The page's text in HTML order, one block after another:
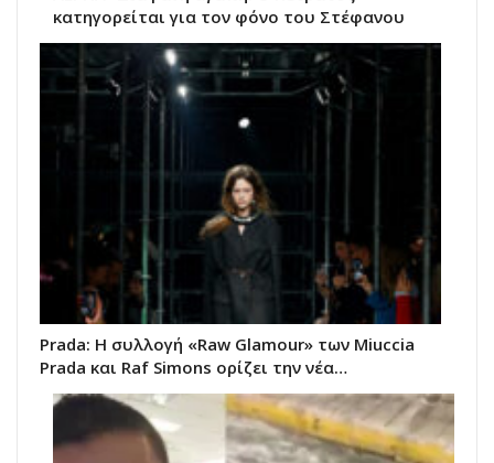
κατηγορείται για τον φόνο του Στέφανου
Prada: Η συλλογή «Raw Glamour» των Miuccia
Prada και Raf Simons ορίζει την νέα…